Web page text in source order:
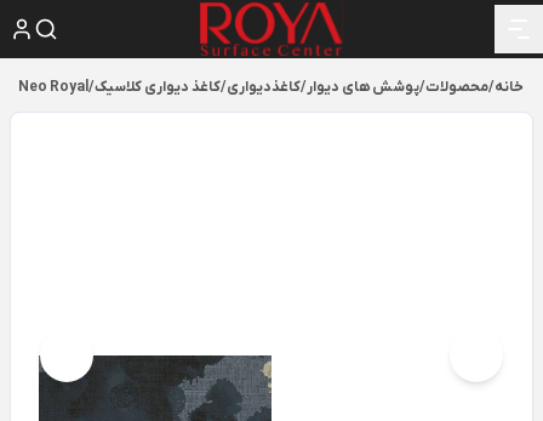
خانه/محصولات/پوشش های دیوار/کاغذدیواری/کاغذ دیواری کلاسیک/
Neo Royal